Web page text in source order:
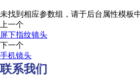
未找到相应参数组，请于后台属性模板
上一个
屏下指纹镜头
下一个
手机镜头
联系我们